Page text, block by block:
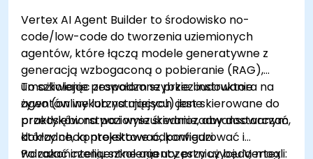
Vertex AI Agent Builder to środowisko no-
code/low-code do tworzenia uziemionych
agentów, które łączą modele generatywne z
generacją wzbogaconą o pobieranie (RAG),
umożliwiając zespołom szybkie budowanie
agentów wykorzystujących dane
przedsiębiorstwa i wyszukiwanie, aby dostarczać
dokładne, kontekstowe odpowiedzi.
To szkolenie prowadzone przez instruktora na
żywo (online lub na miejscu) jest skierowane do
praktyków na poziomie średniozaawansowanym,
którzy chcą projektować, konfigurować i
wdrażać inteligentne agenty przy użyciu Vertex
Po zakończeniu szkolenia uczestnicy będą mogli: